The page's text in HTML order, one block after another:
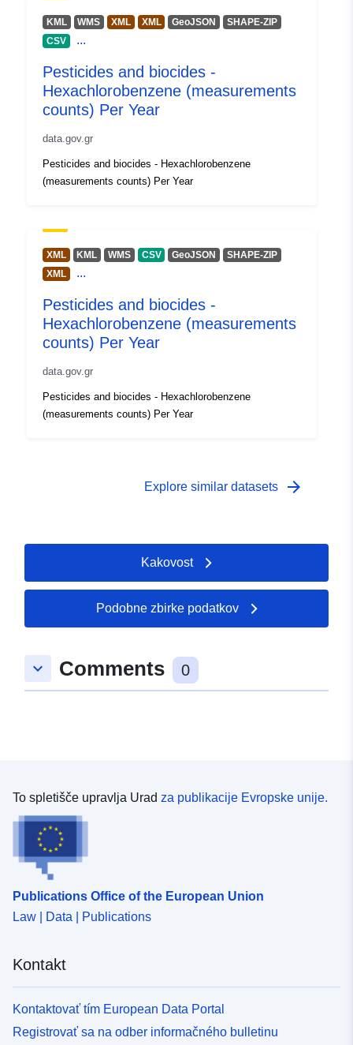
Pravice za
Časovna
pokritost:
01 January 1900
Tip:
Geospatial data
Vir:
KML WMS XML XML GeoJSON
SHAPE-ZIP
CSV
...
Pesticides and biocides -
Hexachlorobenzene (measurements
counts) Per Year
data.gov.gr
Pesticides and biocides - Hexachlorobenzene
(measurements counts) Per Year
XML KML WMS CSV GeoJSON
SHAPE-ZIP
XML
...
Pesticides and biocides -
Hexachlorobenzene (measurements
counts) Per Year
data.gov.gr
Pesticides and biocides - Hexachlorobenzene
(measurements counts) Per Year
Explore similar datasets arrow_forward
Kakovost
Podobne zbirke podatkov
keyboard_arrow_down Comments 0
To spletišče upravlja Urad za publikacije Evropske unije.
Publications Office of the European Union
Law | Data | Publications
Kontakt
Kontaktovať tím European Data Portal
Registrovať sa na odber informačného bulletinu